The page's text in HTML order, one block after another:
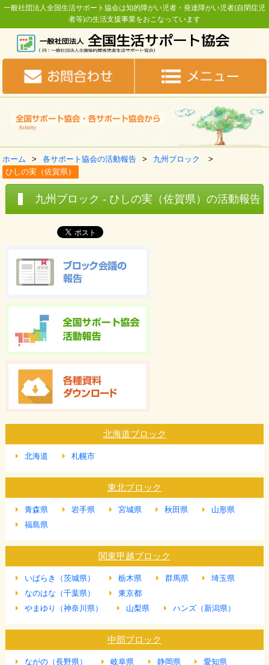
一般社団法人全国生活サポート協会は知的障がい児者・発達障がい児者(自閉症児
者等)の生活支援事業をおこなっています
ホーム 各サポート協会の活動報告
九州ブロック
ひしの実（佐賀県）
九州ブロック - ひしの実（佐賀県）の活動報告
北海道ブロック
北海道 札幌市
東北ブロック
青森県 岩手県 宮城県 秋田県
山形県
福島県
関東甲越ブロック
いばらき（茨城県） 栃木県 群馬県
埼玉県
なのはな（千葉県）
東京都
やまゆり（神奈川県）
山梨県 ハンズ（新潟県）
中部ブロック
ながの（長野県） 岐阜県 静岡県
愛知県